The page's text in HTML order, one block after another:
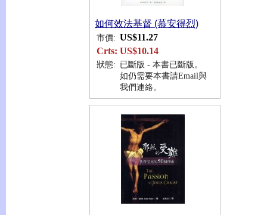
如何效法基督 (慕安得烈)
市價: US$11.27
Crts: US$10.14
狀態: 已斷版 - 本書已斷版。
如仍需要本書請Email與
我們連絡。